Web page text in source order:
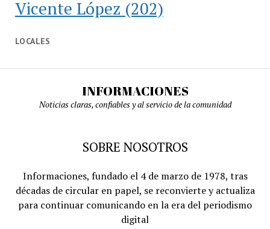
Vicente López (202)
LOCALES
INFORMACIONES
Noticias claras, confiables y al servicio de la comunidad
SOBRE NOSOTROS
Informaciones, fundado el 4 de marzo de 1978, tras
décadas de circular en papel, se reconvierte y actualiza
para continuar comunicando en la era del periodismo
digital